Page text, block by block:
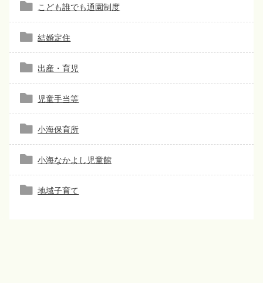
こども誰でも通園制度
結婚定住
出産・育児
児童手当等
小海保育所
小海なかよし児童館
地域子育て